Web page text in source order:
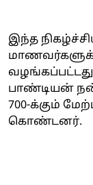
இந்த
பாண்டியன்
700-க்கும்
கொண்டனர்.